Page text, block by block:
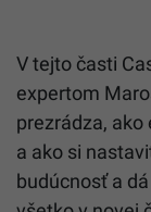
V tejto časti
expertom
prezrádza,
a ako si
budúcnosť a